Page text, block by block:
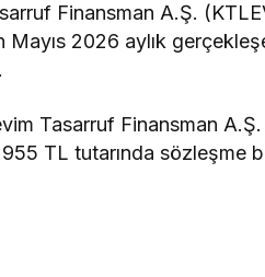
Finansman A.Ş.
Mayıs 2026 aylık
Tasarruf Finansman A.Ş.
TL tutarında sözleşme